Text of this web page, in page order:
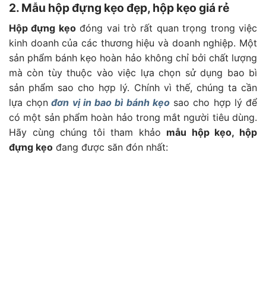
2. Mẫu hộp đựng kẹo đẹp, hộp kẹo giá rẻ
Hộp đựng kẹođóng vai trò rất quan trọng trong việc
kinh doanh của các thương hiệu và doanh nghiệp. Một
sản phẩm bánh kẹo hoàn hảo không chỉ bởi chất lượng
mà còn tùy thuộc vào việc lựa chọn sử dụng bao bì
sản phẩm sao cho hợp lý. Chính vì thế, chúng ta cần
lựa chọn đơn vị in bao bì bánh kẹosao cho hợp lý để
có một sản phẩm hoàn hảo trong mắt người tiêu dùng.
Hãy cùng chúng tôi tham khảo mẫu hộp kẹo, hộp
đựng kẹo đang được săn đón nhất: